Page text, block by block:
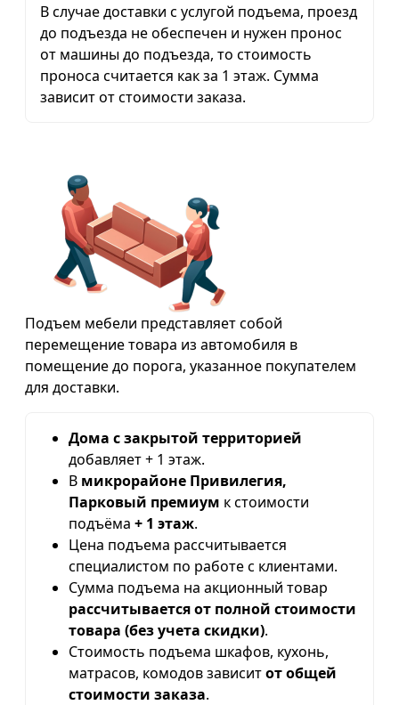
В случае доставки с услугой подъема, проезд
до подъезда не обеспечен и нужен пронос
от машины до подъезда, то стоимость
проноса считается как за 1 этаж. Сумма
зависит от стоимости заказа.
Подъем мебели представляет собой
перемещение товара из автомобиля в
помещение до порога, указанное покупателем
для доставки.
Дома с закрытой территорией
добавляет + 1 этаж.
В микрорайоне Привилегия,
Парковый премиум к стоимости
подъёма + 1 этаж.
Цена подъема рассчитывается
специалистом по работе с клиентами.
Сумма подъема на акционный товар
рассчитывается от полной стоимости
товара (без учета скидки).
Стоимость подъема шкафов, кухонь,
матрасов, комодов зависитот общей
стоимости заказа.